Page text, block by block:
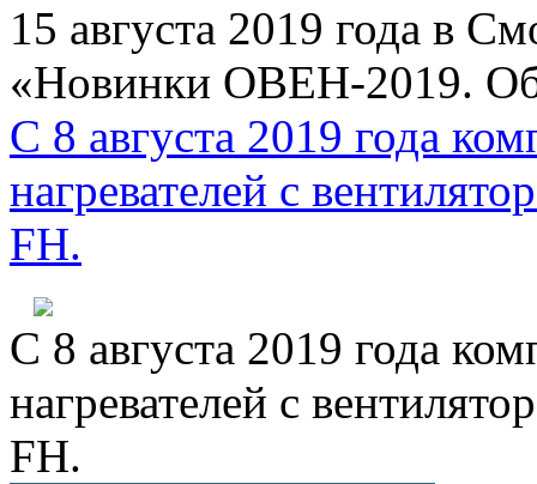
15 августа 2019 года в
«Новинки ОВЕН-2019.
С 8 августа 2019 года
нагревателей с
FH.
С 8 августа 2019 года
нагревателей с
FH.